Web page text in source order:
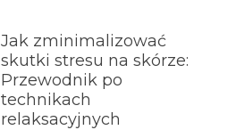
Jak zminimalizować
skutki stresu na skórze:
Przewodnik po
technikach
relaksacyjnych